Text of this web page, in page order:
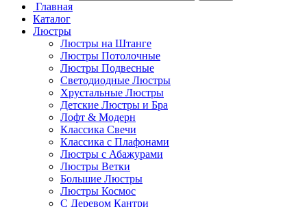
Главная
Каталог
Люстры
Люстры на Штанге
Люстры Потолочные
Люстры Подвесные
Светодиодные Люстры
Хрустальные Люстры
Детские Люстры и Бра
Лофт & Модерн
Классика Свечи
Классика с Плафонами
Люстры с Абажурами
Люстры Ветки
Большие Люстры
Люстры Космос
С Деревом Кантри